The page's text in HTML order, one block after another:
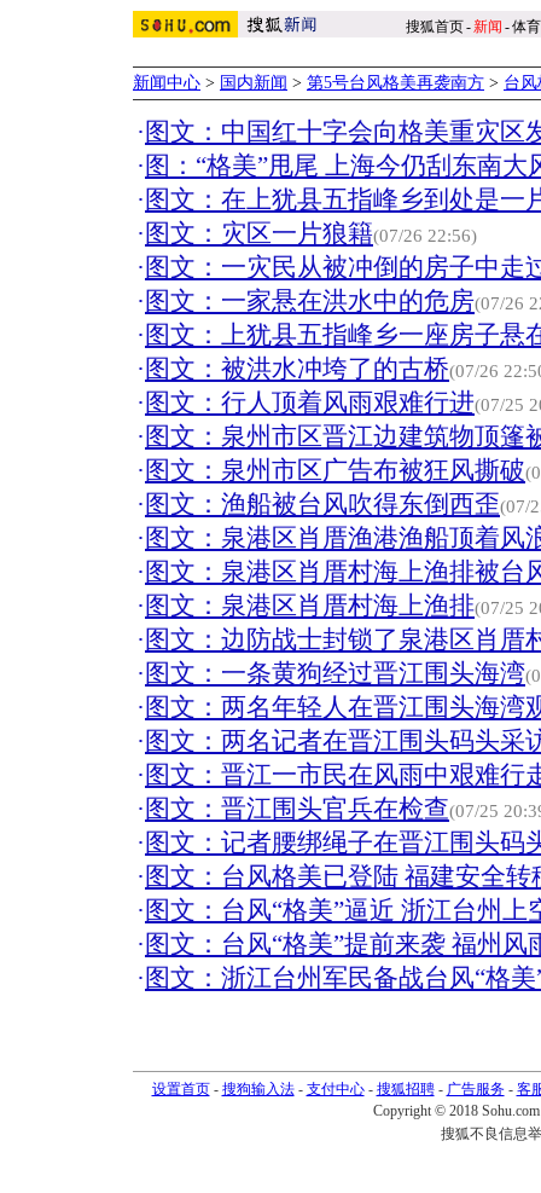
搜狐首页-新闻 -体育
新闻中心 > 国内新闻 > 第5号台风格美再袭南方 > 台
· 图文：中国红十字会向格美重灾区
· 图：“格美”甩尾 上海今仍刮东南大
· 图文：在上犹县五指峰乡到处是一
· 图文：灾区一片狼籍(07/26 22:56)
· 图文：一灾民从被冲倒的房子中走
· 图文：一家悬在洪水中的危房(07/26
· 图文：上犹县五指峰乡一座房子悬
· 图文：被洪水冲垮了的古桥(07/26
· 图文：行人顶着风雨艰难行进(07/25
· 图文：泉州市区晋江边建筑物顶篷
· 图文：泉州市区广告布被狂风撕破
· 图文：渔船被台风吹得东倒西歪(07/
· 图文：泉港区肖厝渔港渔船顶着风
· 图文：泉港区肖厝村海上渔排被台
· 图文：泉港区肖厝村海上渔排(07/25
· 图文：边防战士封锁了泉港区肖厝
· 图文：一条黄狗经过晋江围头海湾
· 图文：两名年轻人在晋江围头海湾
· 图文：两名记者在晋江围头码头采
· 图文：晋江一市民在风雨中艰难行
· 图文：晋江围头官兵在检查(07/25
· 图文：记者腰绑绳子在晋江围头码
· 图文：台风格美已登陆 福建安全转
· 图文：台风“格美”逼近 浙江台州上
· 图文：台风“格美”提前来袭 福州风
· 图文：浙江台州军民备战台风“格美
设置首页- 搜狗输入法- 支付中心- 搜狐招聘- 广告服务- 客
Copyright © 2018
搜狐不良信息